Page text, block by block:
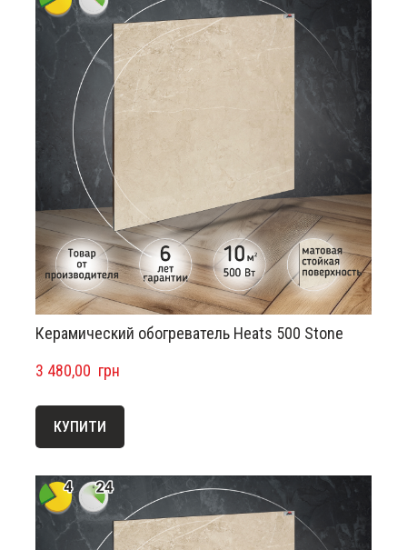
Керамический обогреватель Heats 500 Stone
3 480,00  грн
КУПИТИ